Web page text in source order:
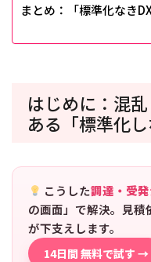
まとめ：「標準化なき
はじめに：混
ある「標準化し
こうした調達・受
の画面」で解決。見積
が下支えします。
14日間 無料で試す →